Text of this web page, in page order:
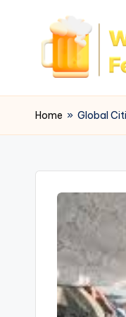
W
o
d
Home » Global